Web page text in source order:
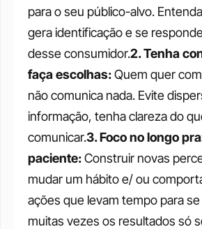
para o seu público-alvo.
gera identificação e se
desse consumidor.2. Tenha
faça escolhas: Quem quer
não comunica nada. Evite
informação, tenha clareza do
comunicar.3. Foco no longo
paciente: Construir novas
mudar um hábito e/ ou
ações que levam tempo para
muitas vezes os resultados só